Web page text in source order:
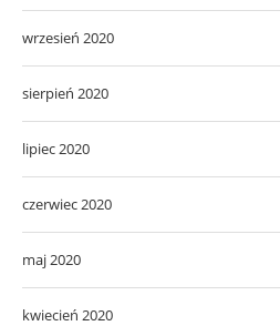
wrzesień 2020
sierpień 2020
lipiec 2020
czerwiec 2020
maj 2020
kwiecień 2020